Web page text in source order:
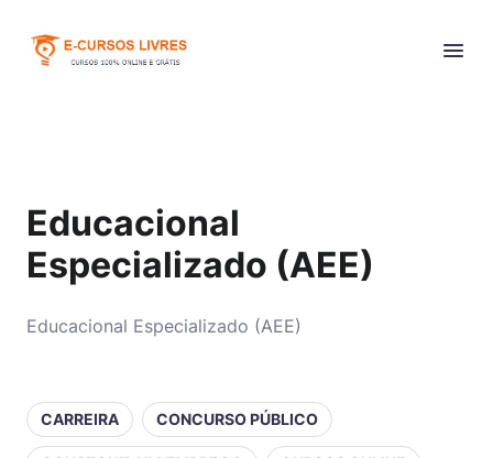
Educacional
Especializado (AEE)
Educacional Especializado (AEE)
CARREIRA CONCURSO PÚBLICO